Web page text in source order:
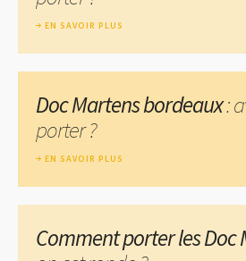
EN SAVOIR PLUS
Doc Martens bordeaux:
porter ?
EN SAVOIR PLUS
Comment porter les Doc